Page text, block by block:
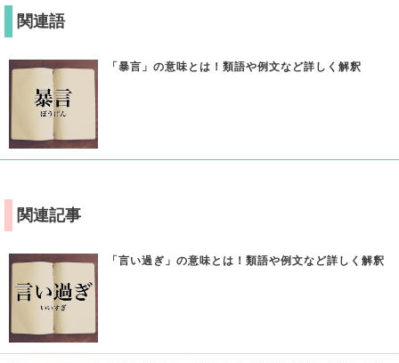
関連語
「暴言」の意味とは！類語や例文など詳しく解釈
関連記事
「言い過ぎ」の意味とは！類語や例文など詳しく解釈